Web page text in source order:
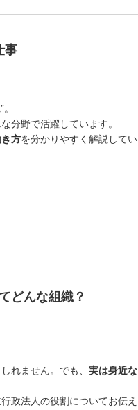
事
”。
分野で活躍しています。
き方を分かりやすく解説してい
どんな組織？
れません。でも、 実は身近な
政法人の役割についてお伝え